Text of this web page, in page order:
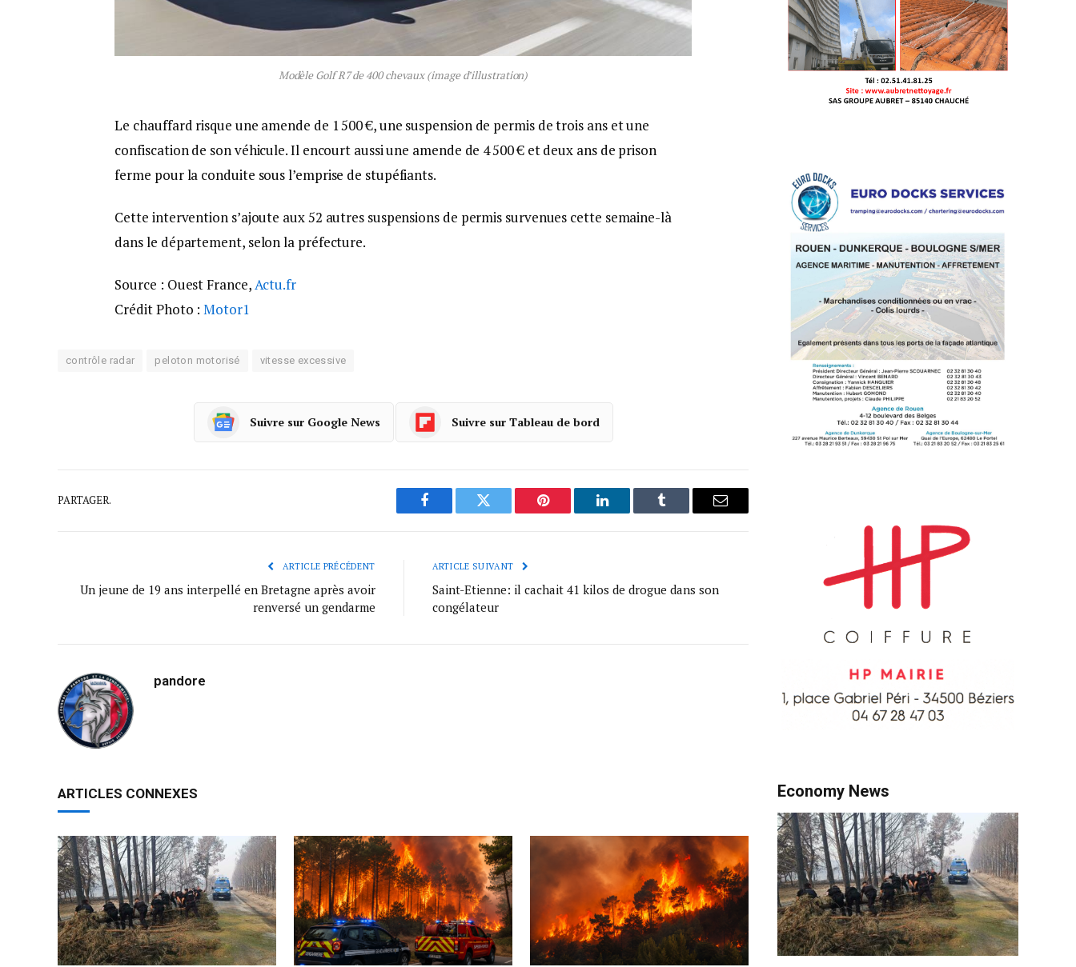
Modèle Golf R7 de 400 chevaux (image d’illustration)
Le chauffard risque une amende de 1 500 €, une suspension de permis de trois ans et une
confiscation de son véhicule. Il encourt aussi une amende de 4 500 € et deux ans de prison
ferme pour la conduite sous l’emprise de stupéfiants.
Cette intervention s’ajoute aux 52 autres suspensions de permis survenues cette semaine-là
dans le département, selon la préfecture.
Source : Ouest France,Actu.fr
Crédit Photo :Motor1
contrôle radar peloton motorisé vitesse excessive
Suivre sur Google News Suivre sur Tableau de bord
PARTAGER.
Facebook Twitter Pinterest LinkedIn Tumblr Courriel
ARTICLE PRÉCÉDENT
Un jeune de 19 ans interpellé en Bretagne après avoir
renversé un gendarme
ARTICLE SUIVANT
Saint-Etienne: il cachait 41 kilos de drogue dans son
congélateur
pandore
ARTICLES CONNEXES Economy News